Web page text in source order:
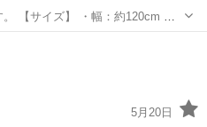
【サイズ】 ・幅：約120cm ・
材】 ・側生地：ポリエステル
態】 大きな傷や汚れはなく、比
5月20日